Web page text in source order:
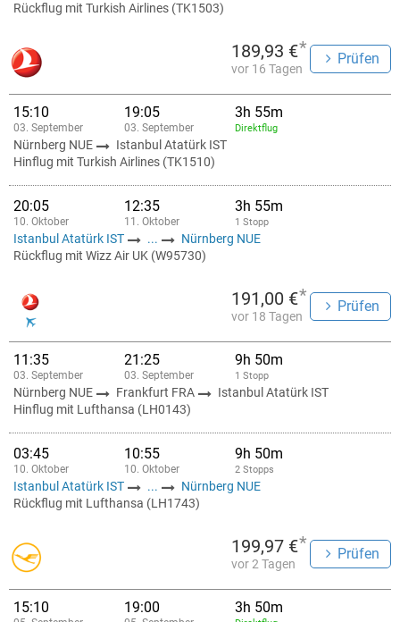
Rückflug mit Turkish Airlines (TK1503)
189,93 €*
vor 16 Tagen
Prüfen
15:10
03. September
19:05
03. September
3h 55m
Direktflug
Nürnberg NUE
Istanbul Atatürk IST
Hinflug mit Turkish Airlines (TK1510)
20:05
10. Oktober
12:35
11. Oktober
3h 55m
1 Stopp
Istanbul Atatürk IST ...
Nürnberg NUE
Rückflug mit Wizz Air UK (W95730)
191,00 €*
vor 18 Tagen
Prüfen
11:35
03. September
21:25
03. September
9h 50m
1 Stopp
Nürnberg NUE Frankfurt FRA
Istanbul Atatürk IST
Hinflug mit Lufthansa (LH0143)
03:45
10. Oktober
10:55
10. Oktober
9h 50m
2 Stopps
Istanbul Atatürk IST ...
Nürnberg NUE
Rückflug mit Lufthansa (LH1743)
199,97 €*
vor 2 Tagen
Prüfen
15:10 19:00 3h 50m